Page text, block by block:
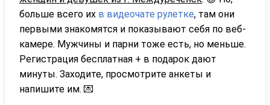
больше всего их в видеочате рулетке, там они
первыми знакомятся и показывают себя по веб-
камере. Мужчины и парни тоже есть, но меньше.
Регистрация бесплатная + в подарок дают
минуты. Заходите, просмотрите анкеты и
напишите им. 💌